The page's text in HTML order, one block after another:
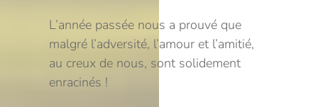
L’année passée nous a prouvé que
malgré l’adversité, l’amour et l’amitié,
au creux de nous, sont solidement
enracinés !